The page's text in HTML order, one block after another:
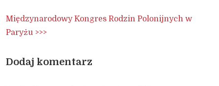
Międzynarodowy Kongres Rodzin Polonijnych w
Paryżu >>>
Dodaj komentarz